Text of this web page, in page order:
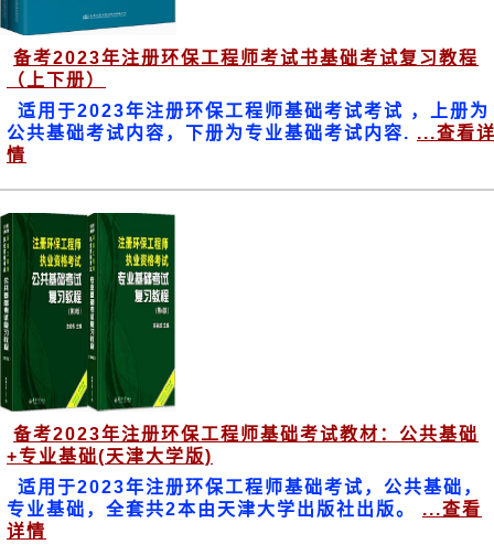
备考2023年注册环保工程师考试书基础考试复习教程
（上下册）
适用于2023年注册环保工程师基础考试考试 ，上册为
公共基础考试内容，下册为专业基础考试内容. ...查看
情
备考2023年注册环保工程师基础考试教材：公共基础
+专业基础(天津大学版)
适用于2023年注册环保工程师基础考试，公共基础，
专业基础，全套共2本由天津大学出版社出版。
...查看
详情